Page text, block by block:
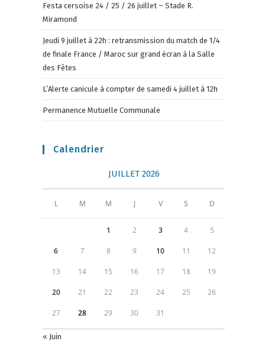
Festa cersoise 24 / 25 / 26 juillet – Stade R.
Miramond
Jeudi 9 juillet à 22h : retransmission du match de 1/4
de finale France / Maroc sur grand écran à la Salle
des Fêtes
L’Alerte canicule à compter de samedi 4 juillet à 12h
Permanence Mutuelle Communale
Calendrier
JUILLET 2026
L M M J V S D
1 2 3 4 5
6 7 8 9 10 11 12
13 14 15 16 17 18 19
20 21 22 23 24 25 26
27 28 29 30 31
« Juin